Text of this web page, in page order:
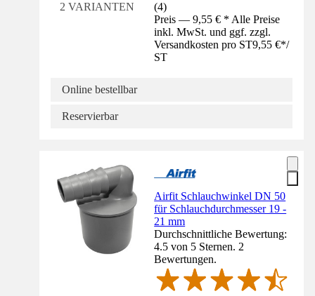
2 VARIANTEN (4)
Preis — 9,55 € * Alle Preise
inkl. MwSt. und ggf. zzgl.
Versandkosten pro ST9,55 €*/
ST
Online bestellbar
Reservierbar
Airfit Schlauchwinkel DN 50
für Schlauchdurchmesser 19 -
21 mm
Durchschnittliche Bewertung:
4.5 von 5 Sternen. 2
Bewertungen.